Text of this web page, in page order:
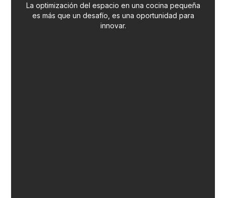
La optimización del espacio en una cocina pequeña
es más que un desafío, es una oportunidad para
innovar.